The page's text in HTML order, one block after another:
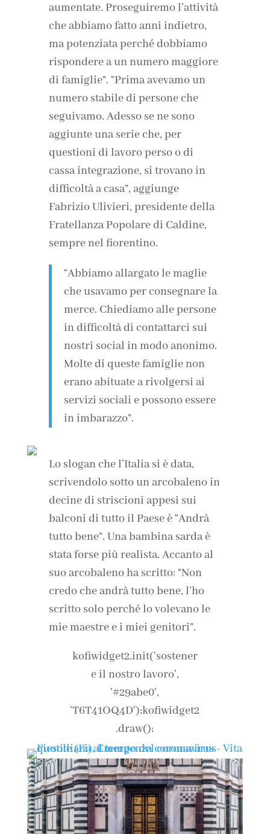
aumentate. Proseguiremo l’attività
che abbiamo fatto anni indietro,
ma potenziata perché dobbiamo
rispondere a un numero maggiore
di famiglie”. “Prima avevamo un
numero stabile di persone che
seguivamo. Adesso se ne sono
aggiunte una serie che, per
questioni di lavoro perso o di
cassa integrazione, si trovano in
difficoltà a casa”, aggiunge
Fabrizio Ulivieri, presidente della
Fratellanza Popolare di Caldine,
sempre nel fiorentino.
“Abbiamo allargato le maglie
che usavamo per consegnare la
merce. Chiediamo alle persone
in difficoltà di contattarci sui
nostri social in modo anonimo.
Molte di queste famiglie non
erano abituate a rivolgersi ai
servizi sociali e possono essere
in imbarazzo”.
Lo slogan che l’Italia si è data,
scrivendolo sotto un arcobaleno in
decine di striscioni appesi sui
balconi di tutto il Paese è “Andrà
tutto bene”. Una bambina sarda è
stata forse più realista. Accanto al
suo arcobaleno ha scritto: “Non
credo che andrà tutto bene, l’ho
scritto solo perché lo volevano le
mie maestre e i miei genitori”.
kofiwidget2.init('sostener
e il nostro lavoro',
'#29abe0',
'T6T41OQ4D');kofiwidget2
.draw();